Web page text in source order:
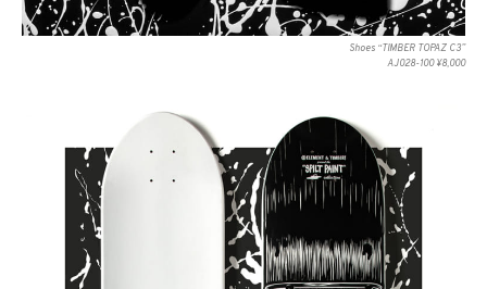
Shoes “TIMBER TOPAZ C3”
AJ028-100 ¥8,000